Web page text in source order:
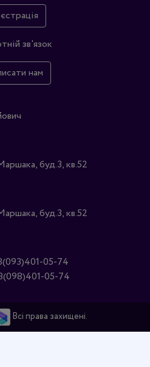
зв'язок
нам
буд.3, кв.52
буд.3, кв.52
05-74
05-74
Всі права захищені.